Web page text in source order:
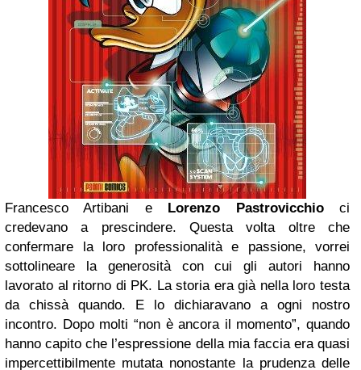
Francesco Artibani e Lorenzo Pastrovicchioci
credevano a prescindere. Questa volta oltre che
confermare la loro professionalità e passione, vorrei
sottolineare la generosità con cui gli autori hanno
lavorato al ritorno di PK. La storia era già nella loro testa
da chissà quando. E lo dichiaravano a ogni nostro
incontro. Dopo molti “non è ancora il momento”, quando
hanno capito che l’espressione della mia faccia era quasi
impercettibilmente mutata nonostante la prudenza delle